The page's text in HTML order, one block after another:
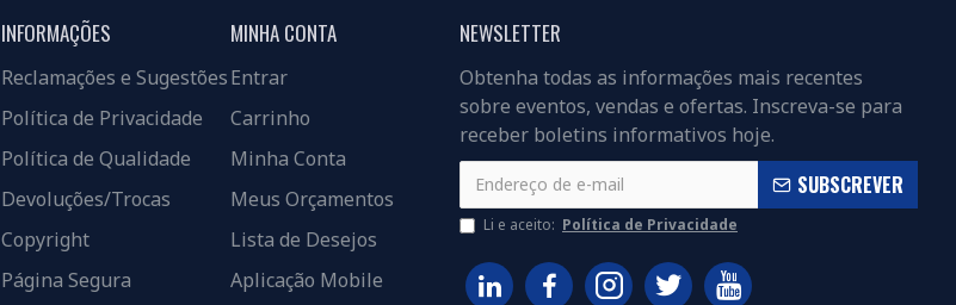
INFORMAÇÕES
Reclamações e Sugestões
Política de Privacidade
Política de Qualidade
Devoluções/Trocas
Copyright
Página Segura
MINHA CONTA
Entrar
Carrinho
Minha Conta
Meus Orçamentos
Lista de Desejos
Aplicação Mobile
NEWSLETTER
Obtenha todas as informações mais recentes
sobre eventos, vendas e ofertas. Inscreva-se para
receber boletins informativos hoje.
SUBSCREVER
Li e aceito: Política de Privacidade